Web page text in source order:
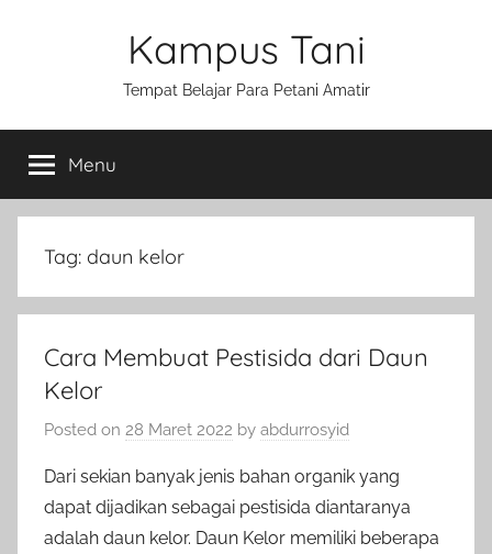
Kampus Tani
Tempat Belajar Para Petani Amatir
Menu
Tag: daun kelor
Cara Membuat Pestisida dari Daun
Kelor
Posted on 28 Maret 2022 by abdurrosyid
Dari sekian banyak jenis bahan organik yang
dapat dijadikan sebagai pestisida diantaranya
adalah daun kelor. Daun Kelor memiliki beberapa